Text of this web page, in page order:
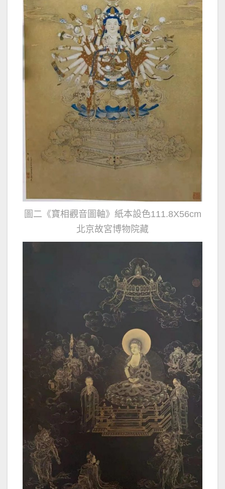
圖二《寶相觀音圖軸》紙本設色111.8X56cm
北京故宮博物院藏